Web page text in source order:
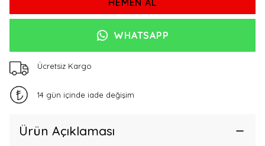
HEMEN AL
WHATSAPP
Ücretsiz Kargo
14 gün içinde iade değişim
Ürün Açıklaması